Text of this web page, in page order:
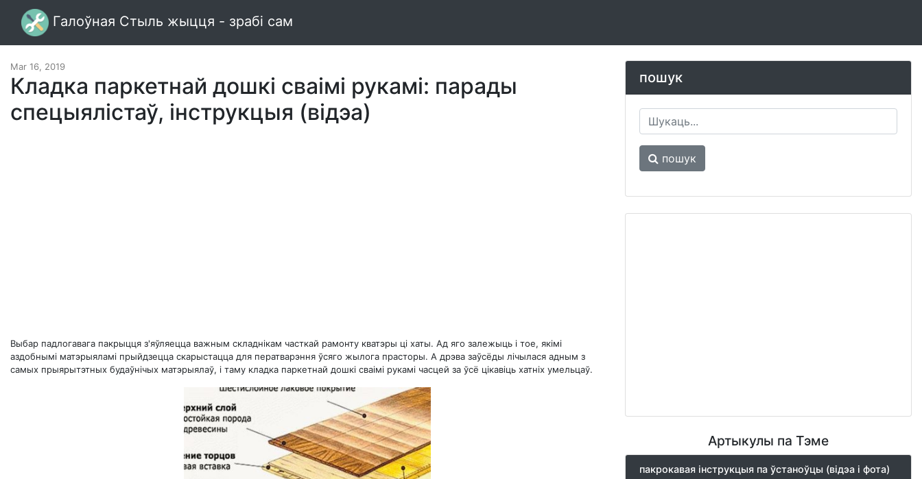
Галоўная Стыль жыцця - зрабі сам
Mar 16, 2019
Кладка паркетнай дошкі сваімі рукамі: парады
спецыялістаў, інструкцыя (відэа)
Выбар падлогавага пакрыцця з'яўляецца важным складнікам часткай рамонту кватэры ці хаты. Ад яго залежыць і тое, якімі
аздобнымі матэрыяламі прыйдзецца скарыстацца для ператварэння ўсяго жылога прасторы. А дрэва заўсёды лічылася адным з
самых прыярытэтных будаўнічых матэрыялаў, і таму кладка паркетнай дошкі сваімі рукамі часцей за ўсё цікавіць хатніх умельцаў.
пошук
пошук
Артыкулы па Тэме
пакрокавая інструкцыя па ўстаноўцы (відэа і фота)